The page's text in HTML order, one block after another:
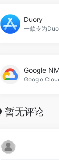
Duory
暂无评论